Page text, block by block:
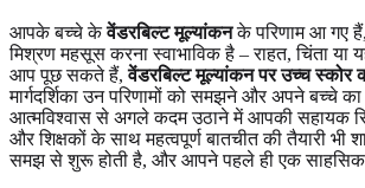
आपके बच्चे केवेंडरबिल्ट मूल्यांकनके परिणाम आ गए
मिश्रण महसूस करना स्वाभाविक है – राहत, चिंता या
आप पूछ सकते हैं,वेंडरबिल्ट मूल्यांकन पर उच्च स्कोर
मार्गदर्शिका उन परिणामों को समझने और अपने बच्चे
आत्मविश्वास से अगले कदम उठाने में आपकी सहायक
और शिक्षकों के साथ महत्वपूर्ण बातचीत की तैयारी भी
समझ से शुरू होती है, और आपने पहले ही एक साहसिक